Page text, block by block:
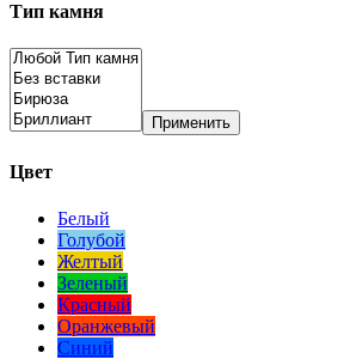
Тип камня
Применить
Цвет
Белый
Голубой
Желтый
Зеленый
Красный
Оранжевый
Синий